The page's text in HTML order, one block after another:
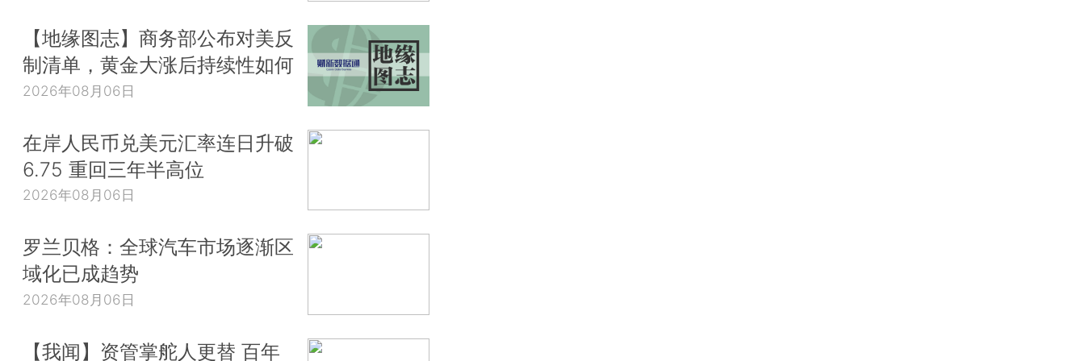
【地缘图志】商务部公布对美反
制清单，黄金大涨后持续性如何
2026年08月06日
在岸人民币兑美元汇率连日升破
6.75 重回三年半高位
2026年08月06日
罗兰贝格：全球汽车市场逐渐区
域化已成趋势
2026年08月06日
【我闻】资管掌舵人更替 百年